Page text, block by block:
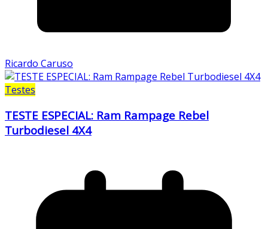
Ricardo Caruso
Testes
TESTE ESPECIAL: Ram Rampage Rebel
Turbodiesel 4X4